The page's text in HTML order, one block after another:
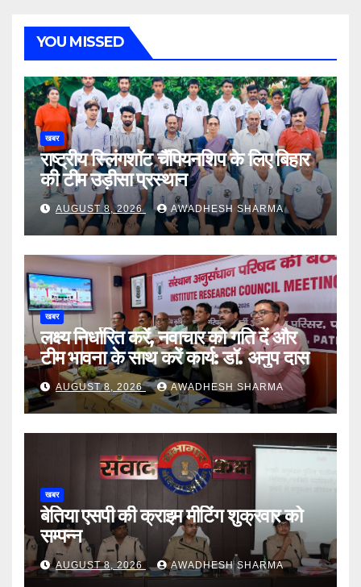
YOU MISSED
खबर
राष्ट्रीय स्लिंगशॉट चैंपियनशिप के लिए बिहार
की टीम उड़ीसा प्रस्थान
AUGUST 8, 2026 AWADHESH SHARMA
खबर
लक्ष्य निर्धारित करें, नवाचार को गति दें और
टीम भावना के साथ करें कार्य: डॉ. अनुप दास
AUGUST 8, 2026 AWADHESH SHARMA
खबर
बेतिया एसपी की क्राइम मीटिंग शुक्रवार को
सम्पन्न
AUGUST 8, 2026 AWADHESH SHARMA